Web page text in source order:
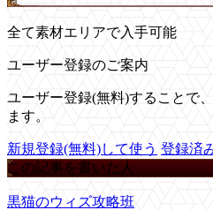
全て素材エリアで入手可能
ユーザー登録のご案内
ユーザー登録(無料)することで
ます。
新規登録(無料)して使う 登録済
この記事を書いた人
黒猫のウィズ攻略班